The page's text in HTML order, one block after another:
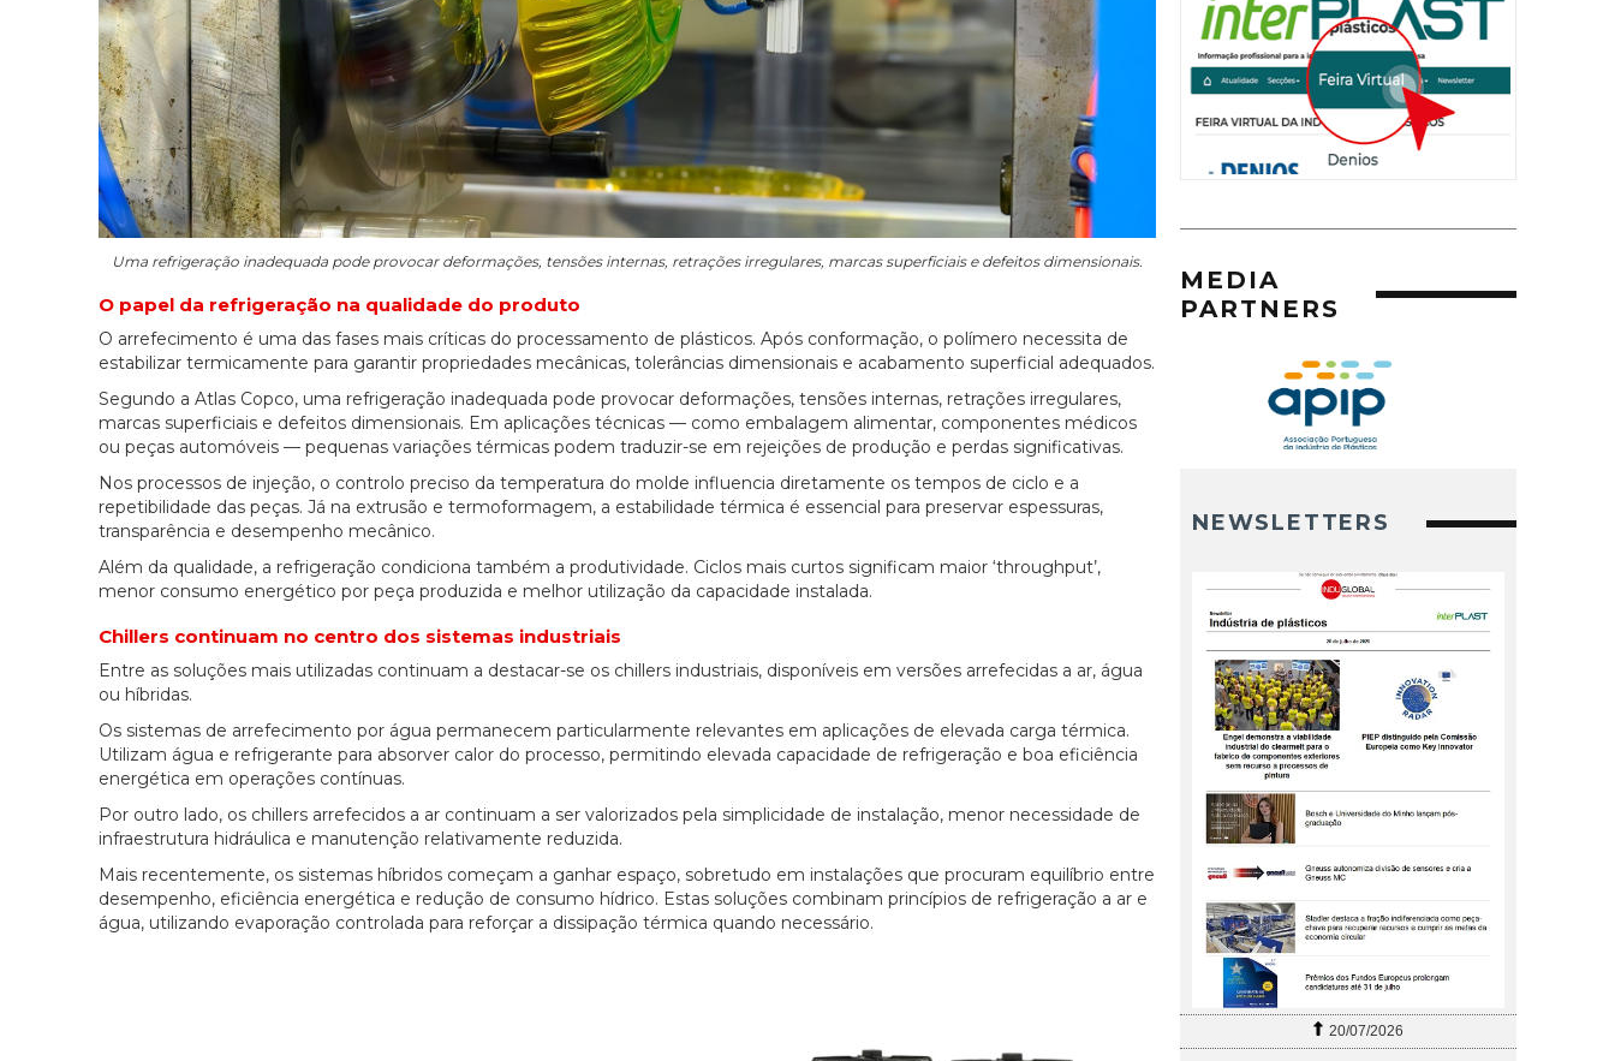
Uma refrigeração inadequada pode provocar deformações, tensões internas, retrações irregulares, marcas superficiais e defeitos dimensionais.
O papel da refrigeração na qualidade do produto
O arrefecimento é uma das fases mais críticas do processamento de plásticos. Após conformação, o polímero necessita de
estabilizar termicamente para garantir propriedades mecânicas, tolerâncias dimensionais e acabamento superficial adequados.
Segundo a Atlas Copco, uma refrigeração inadequada pode provocar deformações, tensões internas, retrações irregulares,
marcas superficiais e defeitos dimensionais. Em aplicações técnicas — como embalagem alimentar, componentes médicos
ou peças automóveis — pequenas variações térmicas podem traduzir-se em rejeições de produção e perdas significativas.
Nos processos de injeção, o controlo preciso da temperatura do molde influencia diretamente os tempos de ciclo e a
repetibilidade das peças. Já na extrusão e termoformagem, a estabilidade térmica é essencial para preservar espessuras,
transparência e desempenho mecânico.
Além da qualidade, a refrigeração condiciona também a produtividade. Ciclos mais curtos significam maior ‘throughput’,
menor consumo energético por peça produzida e melhor utilização da capacidade instalada.
Chillers continuam no centro dos sistemas industriais
Entre as soluções mais utilizadas continuam a destacar-se os chillers industriais, disponíveis em versões arrefecidas a ar, água
ou híbridas.
Os sistemas de arrefecimento por água permanecem particularmente relevantes em aplicações de elevada carga térmica.
Utilizam água e refrigerante para absorver calor do processo, permitindo elevada capacidade de refrigeração e boa eficiência
energética em operações contínuas.
Por outro lado, os chillers arrefecidos a ar continuam a ser valorizados pela simplicidade de instalação, menor necessidade de
infraestrutura hidráulica e manutenção relativamente reduzida.
Mais recentemente, os sistemas híbridos começam a ganhar espaço, sobretudo em instalações que procuram equilíbrio entre
desempenho, eficiência energética e redução de consumo hídrico. Estas soluções combinam princípios de refrigeração a ar e
água, utilizando evaporação controlada para reforçar a dissipação térmica quando necessário.
MEDIA
PARTNERS
NEWSLETTERS
20/07/2026